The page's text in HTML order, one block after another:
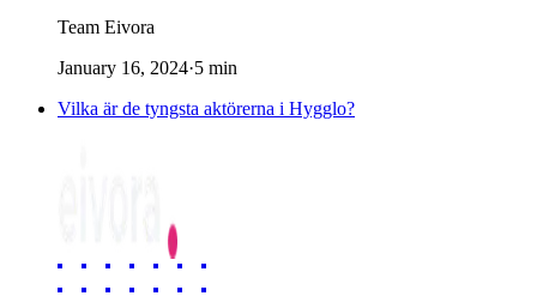
Team Eivora
January 16, 2024·5 min
Vilka är de tyngsta aktörerna i Hygglo?